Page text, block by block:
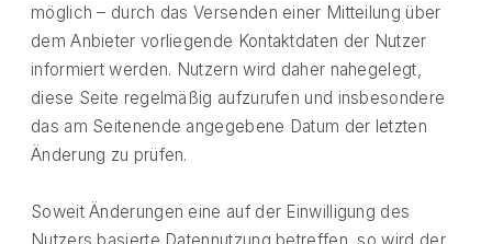
möglich – durch das Versenden einer Mitteilung über
dem Anbieter vorliegende Kontaktdaten der Nutzer
informiert werden. Nutzern wird daher nahegelegt,
diese Seite regelmäßig aufzurufen und insbesondere
das am Seitenende angegebene Datum der letzten
Änderung zu prüfen.
Soweit Änderungen eine auf der Einwilligung des
Nutzers basierte Datennutzung betreffen, so wird der